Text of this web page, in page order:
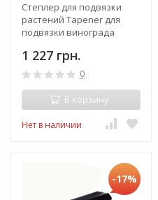
Степлер для подвязки
растений Tapener для
подвязки винограда
цветов деревьев
1 227 грн.
0
В корзину
Нет в наличии
-17%